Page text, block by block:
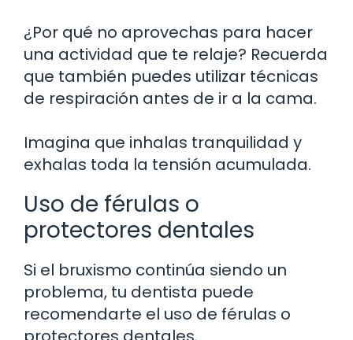
¿Por qué no aprovechas para hacer
una actividad que te relaje? Recuerda
que también puedes utilizar técnicas
de respiración antes de ir a la cama.
Imagina que inhalas tranquilidad y
exhalas toda la tensión acumulada.
Uso de férulas o
protectores dentales
Si el bruxismo continúa siendo un
problema, tu dentista puede
recomendarte el uso de férulas o